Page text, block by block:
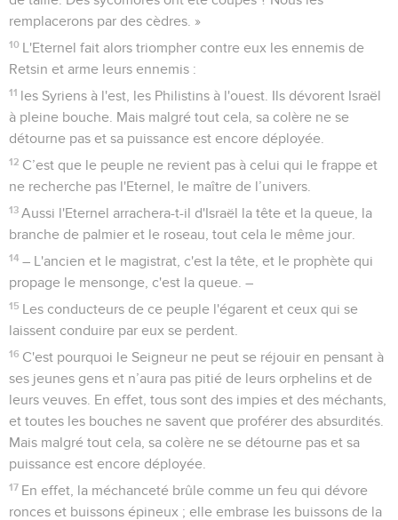
remplacerons par des cèdres. »
10 L'Eternel fait alors triompher contre eux les ennemis de
Retsin et arme leurs ennemis :
11 les Syriens à l'est, les Philistins à l'ouest. Ils dévorent Israël
à pleine bouche. Mais malgré tout cela, sa colère ne se
détourne pas et sa puissance est encore déployée.
12 C’est que le peuple ne revient pas à celui qui le frappe et
ne recherche pas l'Eternel, le maître de l’univers.
13 Aussi l'Eternel arrachera-t-il d'Israël la tête et la queue, la
branche de palmier et le roseau, tout cela le même jour.
14 – L'ancien et le magistrat, c'est la tête, et le prophète qui
propage le mensonge, c'est la queue. –
15 Les conducteurs de ce peuple l'égarent et ceux qui se
laissent conduire par eux se perdent.
16 C'est pourquoi le Seigneur ne peut se réjouir en pensant à
ses jeunes gens et n’aura pas pitié de leurs orphelins et de
leurs veuves. En effet, tous sont des impies et des méchants,
et toutes les bouches ne savent que proférer des absurdités.
Mais malgré tout cela, sa colère ne se détourne pas et sa
puissance est encore déployée.
17 En effet, la méchanceté brûle comme un feu qui dévore
ronces et buissons épineux ; elle embrase les buissons de la